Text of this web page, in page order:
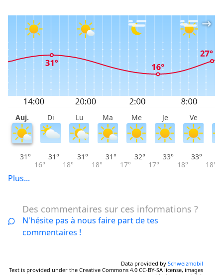
Auj. Di Lu Ma Me Je Ve
31°
16°
31°
18°
31°
18°
31°
17°
32°
17°
33°
18°
33°
18°
Plus...
Des commentaires sur ces informations ?
N'hésite pas à nous faire part de tes
commentaires !
Data provided by Schweizmobil
Text is provided under the Creative Commons 4.0 CC-BY-SA license, images